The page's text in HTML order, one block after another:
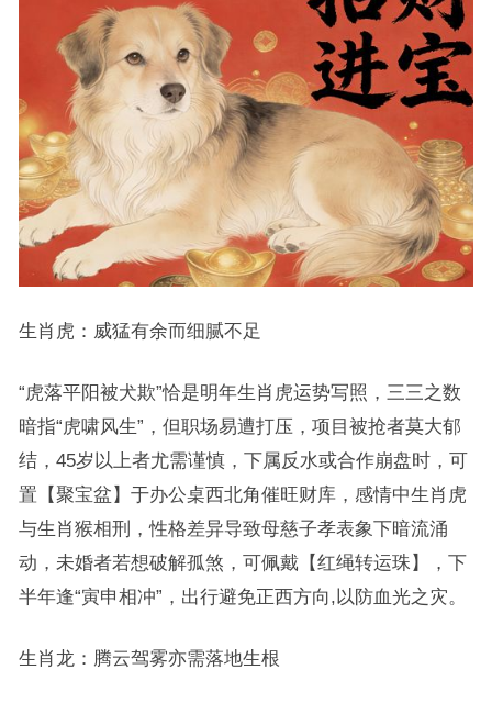
生肖虎：威猛有余而细腻不足
“虎落平阳被犬欺”恰是明年生肖虎运势写照，三三之数
暗指“虎啸风生”，但职场易遭打压，项目被抢者莫大郁
结，45岁以上者尤需谨慎，下属反水或合作崩盘时，可
置【聚宝盆】于办公桌西北角催旺财库，感情中生肖虎
与生肖猴相刑，性格差异导致母慈子孝表象下暗流涌
动，未婚者若想破解孤煞，可佩戴【红绳转运珠】，下
半年逢“寅申相冲”，出行避免正西方向,以防血光之灾。
生肖龙：腾云驾雾亦需落地生根